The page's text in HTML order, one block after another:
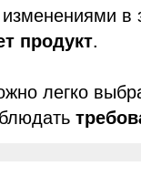
в
продукт.
легко